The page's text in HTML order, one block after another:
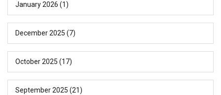
January 2026 (1)
December 2025 (7)
October 2025 (17)
September 2025 (21)